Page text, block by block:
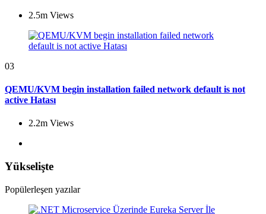
2.5m Views
03
QEMU/KVM begin installation failed network default is not
active Hatası
2.2m Views
Yükselişte
Popülerleşen yazılar